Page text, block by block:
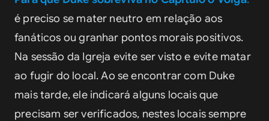
é preciso se mater neutro em relação aos
fanáticos ou granhar pontos morais positivos.
Na sessão da Igreja evite ser visto e evite matar
ao fugir do local. Ao se encontrar com Duke
mais tarde, ele indicará alguns locais que
precisam ser verificados, nestes locais sempre